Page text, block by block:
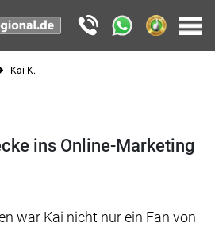
Kai K.
ins Online-Marketing
war Kai nicht nur ein Fan von